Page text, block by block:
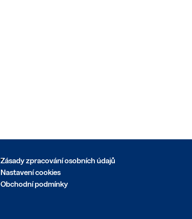
Zásady zpracování osobních údajů
Nastavení cookies
Obchodní podmínky